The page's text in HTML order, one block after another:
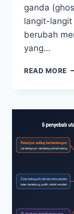
ganda
langit-
berubah
yang…
READ MORE